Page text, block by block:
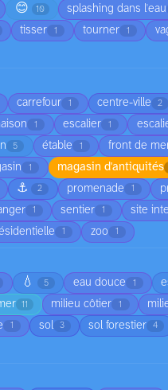
😊 10 splashing dans l'eau
tisser 1 tourner 1
carrefour 1 centre-ville 2
1 escalier 1
5 étable 1 front de
1 magasin d'antiquités
⚓ 2 promenade 1
1 sentier 1 site
1 zoo 1
💧 5 eau douce 1
11 milieu côtier 1
1 sol 3 sol forestier 4